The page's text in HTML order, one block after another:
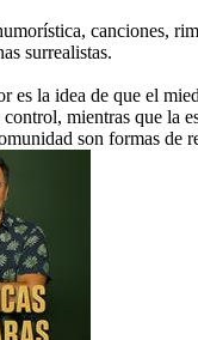
canciones,
surrealistas.
es la idea de que el
mientras que la
son formas de